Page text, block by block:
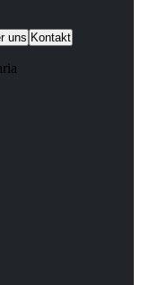
uns Kontakt